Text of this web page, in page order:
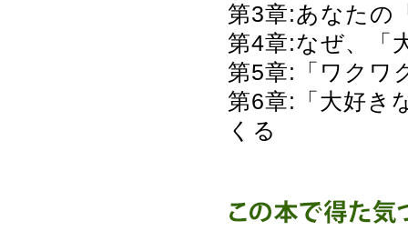
第3章:あなたの
第4章:なぜ、「
第5章:「ワクワ
第6章:「大好き
くる